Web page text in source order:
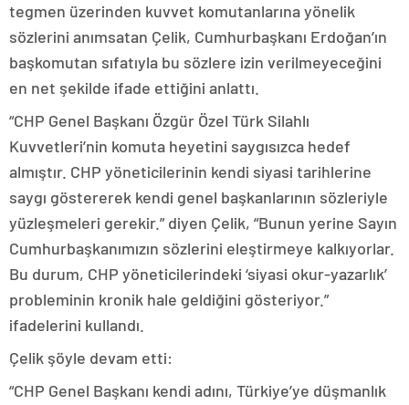
tegmen üzerinden kuvvet komutanlarına yönelik
sözlerini anımsatan Çelik, Cumhurbaşkanı Erdoğan’ın
başkomutan sıfatıyla bu sözlere izin verilmeyeceğini
en net şekilde ifade ettiğini anlattı.
“CHP Genel Başkanı Özgür Özel Türk Silahlı
Kuvvetleri’nin komuta heyetini saygısızca hedef
almıştır. CHP yöneticilerinin kendi siyasi tarihlerine
saygı göstererek kendi genel başkanlarının sözleriyle
yüzleşmeleri gerekir.” diyen Çelik, “Bunun yerine Sayın
Cumhurbaşkanımızın sözlerini eleştirmeye kalkıyorlar.
Bu durum, CHP yöneticilerindeki ‘siyasi okur-yazarlık’
probleminin kronik hale geldiğini gösteriyor.”
ifadelerini kullandı.
Çelik şöyle devam etti:
“CHP Genel Başkanı kendi adını, Türkiye’ye düşmanlık